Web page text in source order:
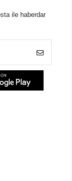
ile haberdar